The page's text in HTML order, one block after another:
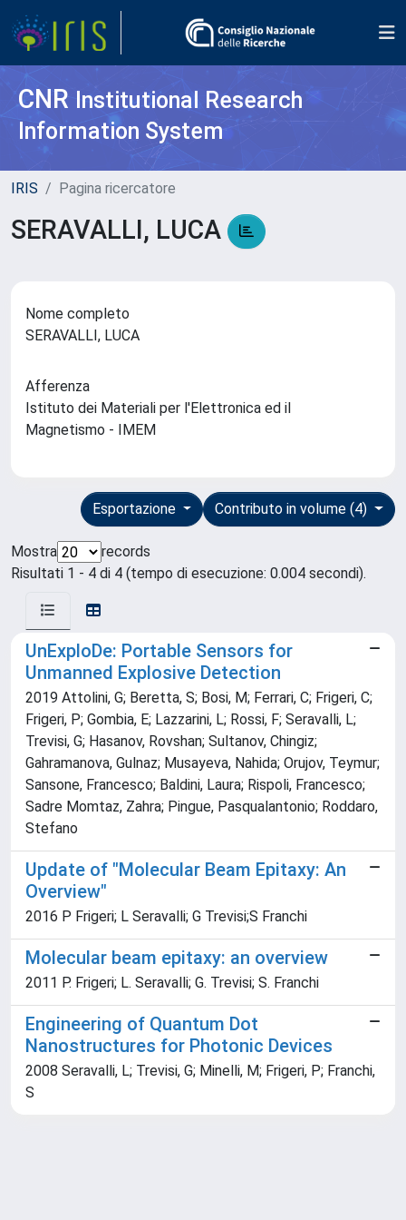
CNR Institutional Research
Information System
IRIS Pagina ricercatore
SERAVALLI, LUCA
Nome completo
SERAVALLI, LUCA
Afferenza
Istituto dei Materiali per l'Elettronica ed il
Magnetismo - IMEM
Contributo in volume (4)
Esportazione
Mostra
records
Risultati 1 - 4 di 4 (tempo di esecuzione: 0.004 secondi).
UnExploDe: Portable Sensors for
Unmanned Explosive Detection
2019 Attolini, G; Beretta, S; Bosi, M; Ferrari, C; Frigeri, C;
Frigeri, P; Gombia, E; Lazzarini, L; Rossi, F; Seravalli, L;
Trevisi, G; Hasanov, Rovshan; Sultanov, Chingiz;
Gahramanova, Gulnaz; Musayeva, Nahida; Orujov, Teymur;
Sansone, Francesco; Baldini, Laura; Rispoli, Francesco;
Sadre Momtaz, Zahra; Pingue, Pasqualantonio; Roddaro,
Stefano
Update of "Molecular Beam Epitaxy: An
Overview"
2016 P Frigeri; L Seravalli; G Trevisi;S Franchi
Molecular beam epitaxy: an overview
2011 P. Frigeri; L. Seravalli; G. Trevisi; S. Franchi
Engineering of Quantum Dot
Nanostructures for Photonic Devices
2008 Seravalli, L; Trevisi, G; Minelli, M; Frigeri, P; Franchi,
S